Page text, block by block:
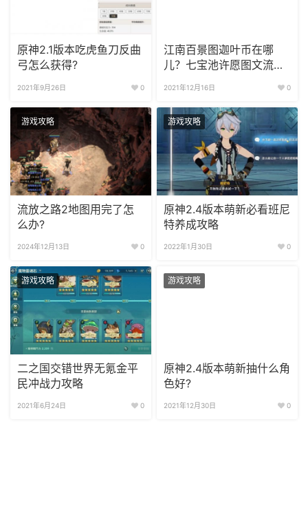
原神2.1版本吃虎鱼刀反曲
弓怎么获得?
2021年9月26日 0
江南百景图迦叶币在哪
儿？七宝池许愿图文流程
2021年12月16日 0
游戏攻略
流放之路2地图用完了怎
么办?
2024年12月13日 0
游戏攻略
原神2.4版本萌新必看班尼
特养成攻略
2022年1月30日 0
游戏攻略
二之国交错世界无氪金平
民冲战力攻略
2021年6月24日 0
游戏攻略
原神2.4版本萌新抽什么角
色好?
2021年12月30日 0